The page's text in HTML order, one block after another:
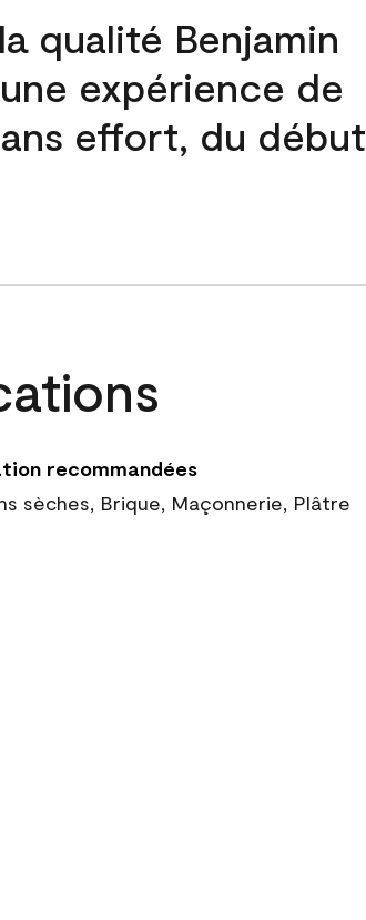
qualité Benjamin
expérience de
effort, du début
recommandées
sèches, Brique, Maçonnerie, Plâtre